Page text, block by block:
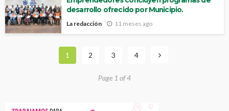
desarrollo ofrecido por Municipio.
La redacción 11 meses ago
1 2 3 4
Page 1 of 4